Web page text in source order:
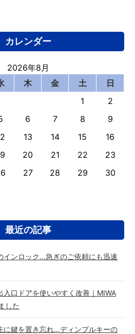
カレンダー
2026年8月
木 金 土
日
1
2
6 7 8
9
13 14 15
16
20 21 22
23
27 28 29
30
最近の記事
インロック…急ぎのご依頼にも迅速
入口ドアを使いやすく改善｜MIWA
した
に鍵を置き忘れ…ディンプルキーの